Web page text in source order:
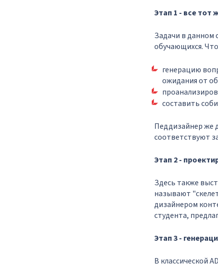
Этап 1 - все тот
Задачи в данном
обучающихся.
генерацию
ожидания от
составить
Педдизайнер же
соответствуют
Этап 2 -
Здесь также
называют
дизайнером
студента,
Этап 3 -
В классической